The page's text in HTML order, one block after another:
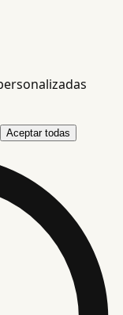
Aceptar todas